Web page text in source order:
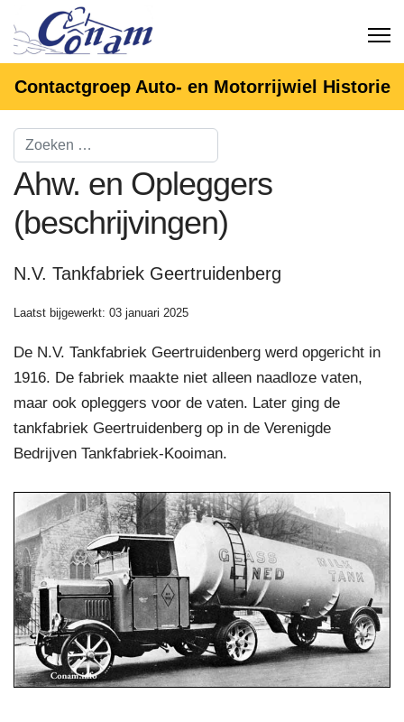
Contactgroep Auto- en Motorrijwiel Historie
Ahw. en Opleggers
(beschrijvingen)
N.V. Tankfabriek Geertruidenberg
Laatst bijgewerkt: 03 januari 2025
De N.V. Tankfabriek Geertruidenberg werd opgericht in
1916. De fabriek maakte niet alleen naadloze vaten,
maar ook opleggers voor de vaten. Later ging de
tankfabriek Geertruidenberg op in de Verenigde
Bedrijven Tankfabriek-Kooiman.